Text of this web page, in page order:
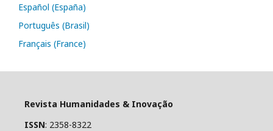
Español (España)
Português (Brasil)
Français (France)
Revista Humanidades & Inovação
ISSN: 2358-8322